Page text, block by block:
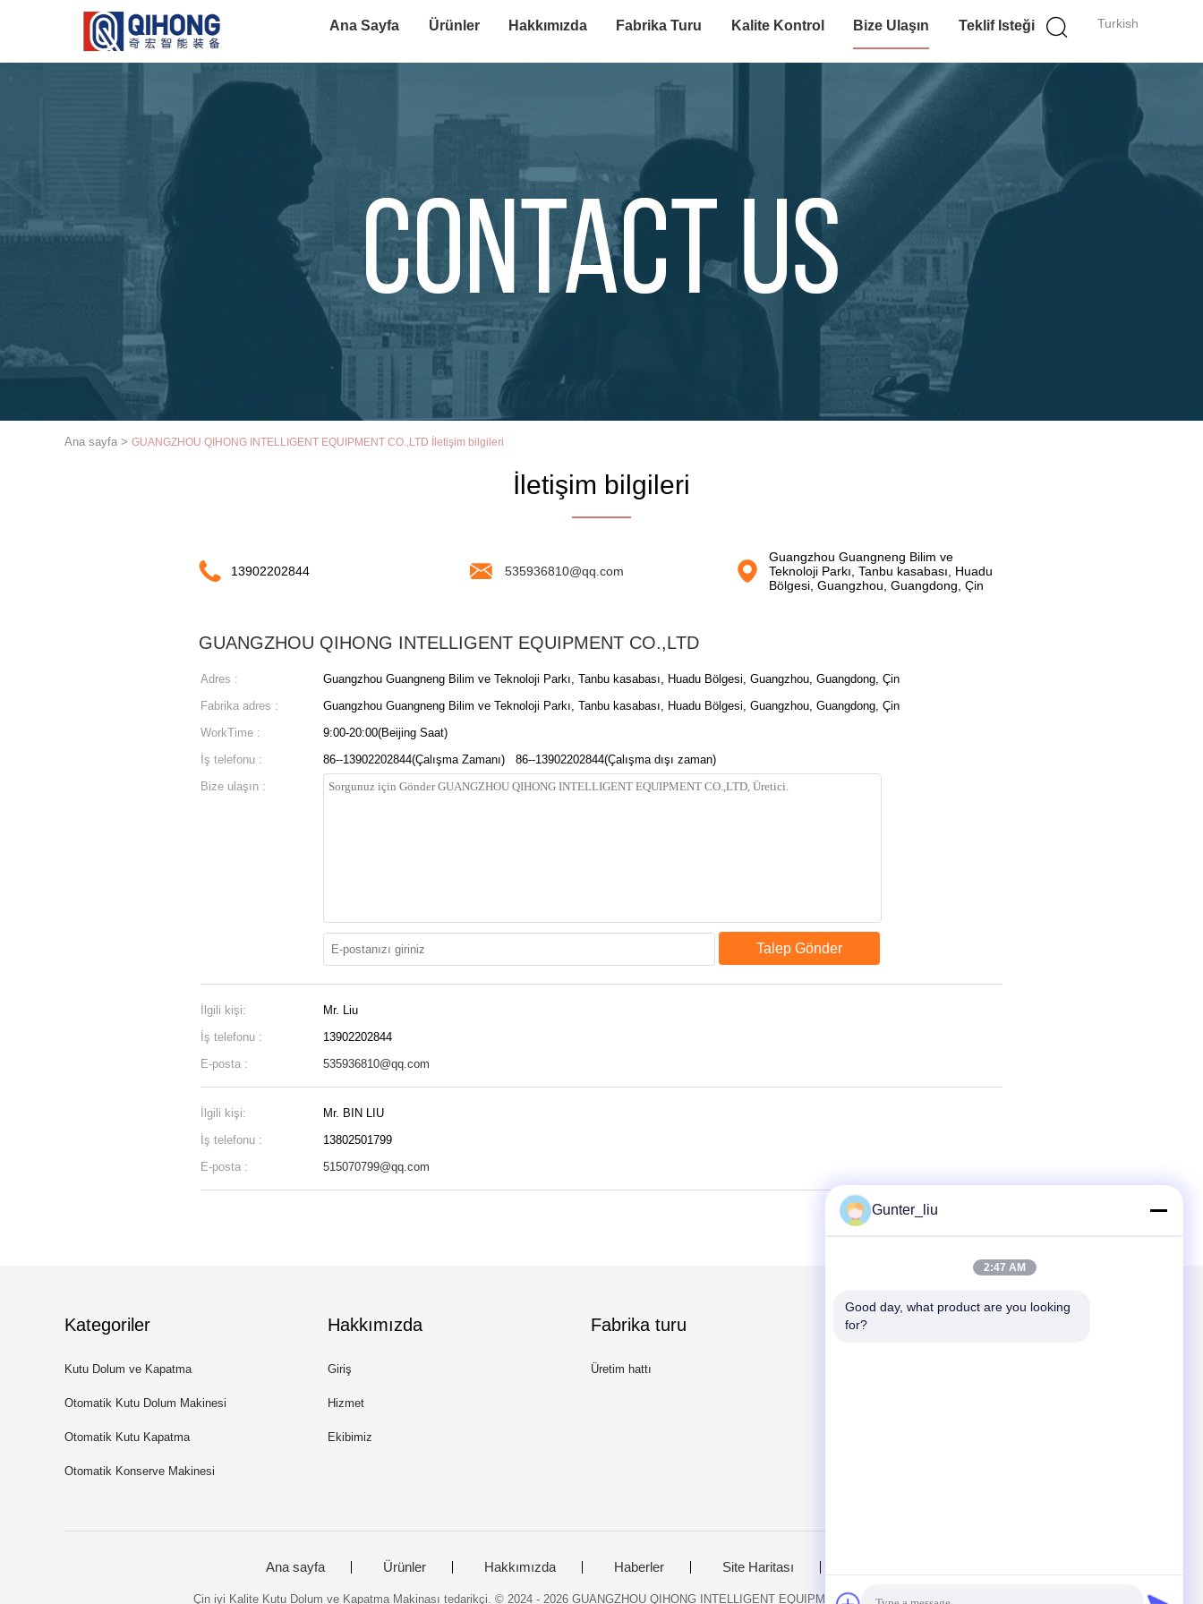
Turkish
Ana Sayfa Ürünler Hakkımızda Fabrika Turu Kalite Kontrol Bize Ulaşın Teklif Isteği
Ana sayfa > GUANGZHOU QIHONG INTELLIGENT EQUIPMENT CO.,LTD İletişim bilgileri
İletişim bilgileri
13902202844 535936810@qq.com
Guangzhou Guangneng Bilim ve
Teknoloji Parkı, Tanbu kasabası, Huadu
Bölgesi, Guangzhou, Guangdong, Çin
GUANGZHOU QIHONG INTELLIGENT EQUIPMENT CO.,LTD
Adres :
Guangzhou Guangneng Bilim ve Teknoloji Parkı, Tanbu kasabası, Huadu Bölgesi, Guangzhou, Guangdong, Çin
Fabrika adres :
Guangzhou Guangneng Bilim ve Teknoloji Parkı, Tanbu kasabası, Huadu Bölgesi, Guangzhou, Guangdong, Çin
WorkTime :
9:00-20:00(Beijing Saat)
İş telefonu :
86--13902202844(Çalışma Zamanı) 86--13902202844(Çalışma dışı zaman)
Bize ulaşın :
Talep Gönder
İlgili kişi:
Mr. Liu
İş telefonu :
13902202844
E-posta :
535936810@qq.com
İlgili kişi:
Mr. BIN LIU
İş telefonu :
13802501799
E-posta :
515070799@qq.com
Kategoriler
Kutu Dolum ve Kapatma
Makinası
Otomatik Kutu Dolum Makinesi
Otomatik Kutu Kapatma
Makinesi
Otomatik Konserve Makinesi
Hakkımızda
Giriş
Hizmet
Ekibimiz
Fabrika turu
Üretim hattı
Mail Gönder
Ana sayfa Ürünler Hakkımızda Haberler Site Haritası
Çin iyi Kalite Kutu Dolum ve Kapatma Makinası tedarikçi. © 2024 - 2026 GUANGZHOU QIHONG INTELLIGENT EQUIPMENT CO.,LTD. All Rights Reserved.
Gunter_liu
2:47 AM
Good day, what product are you looking
for?